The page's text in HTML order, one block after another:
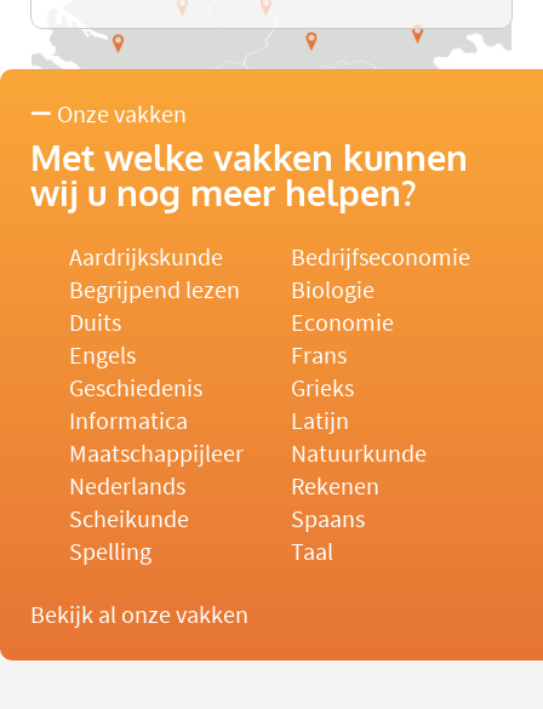
Onze vakken
Met welke vakken kunnen
wij u nog meer helpen?
Aardrijkskunde
Bedrijfseconomie
Begrijpend lezen
Biologie
Duits
Economie
Engels
Frans
Geschiedenis
Grieks
Informatica
Latijn
Maatschappijleer
Natuurkunde
Nederlands
Rekenen
Scheikunde
Spaans
Spelling
Taal
Bekijk al onze vakken